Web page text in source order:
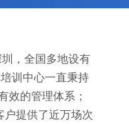
，全国多地设有
训中心一直秉持
效的管理体系；
户提供了近万场次